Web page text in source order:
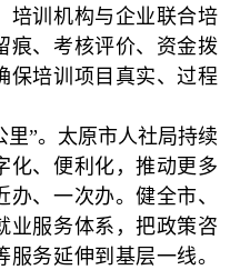
培训机构与企业联合培
痕、考核评价、资金拨
保培训项目真实、过程
”。太原市人社局持续
化、便利化，推动更多
、一次办。健全市、
业服务体系，把政策咨
务延伸到基层一线。